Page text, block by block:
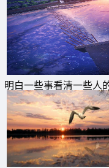
坦坦荡荡的表达比畏
9、敬往事个屁酒，该
所有失望和背叛后，
10、越长大，越知道
处，也就越不再随随
虚伪，而是懂得体谅
明白一些事看清一些人